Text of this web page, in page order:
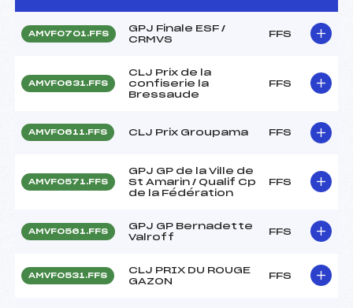
AMVF0701.FFS
GPJ Finale ESF /
CRMVS
FFS
AMVF0631.FFS
CLJ Prix de la
confiserie la
Bressaude
FFS
AMVF0611.FFS CLJ Prix Groupama FFS
AMVF0571.FFS
GPJ GP de la Ville de
St Amarin / Qualif Cp
de la Fédération
FFS
AMVF0561.FFS
GPJ GP Bernadette
Valroff
FFS
AMVF0531.FFS
CLJ PRIX DU ROUGE
GAZON
FFS